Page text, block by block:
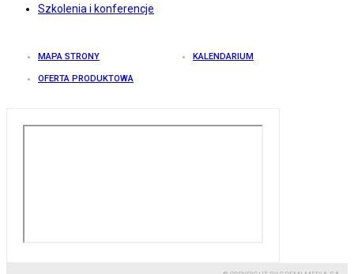
Szkolenia i konferencje
MAPA STRONY KALENDARIUM
OFERTA PRODUKTOWA